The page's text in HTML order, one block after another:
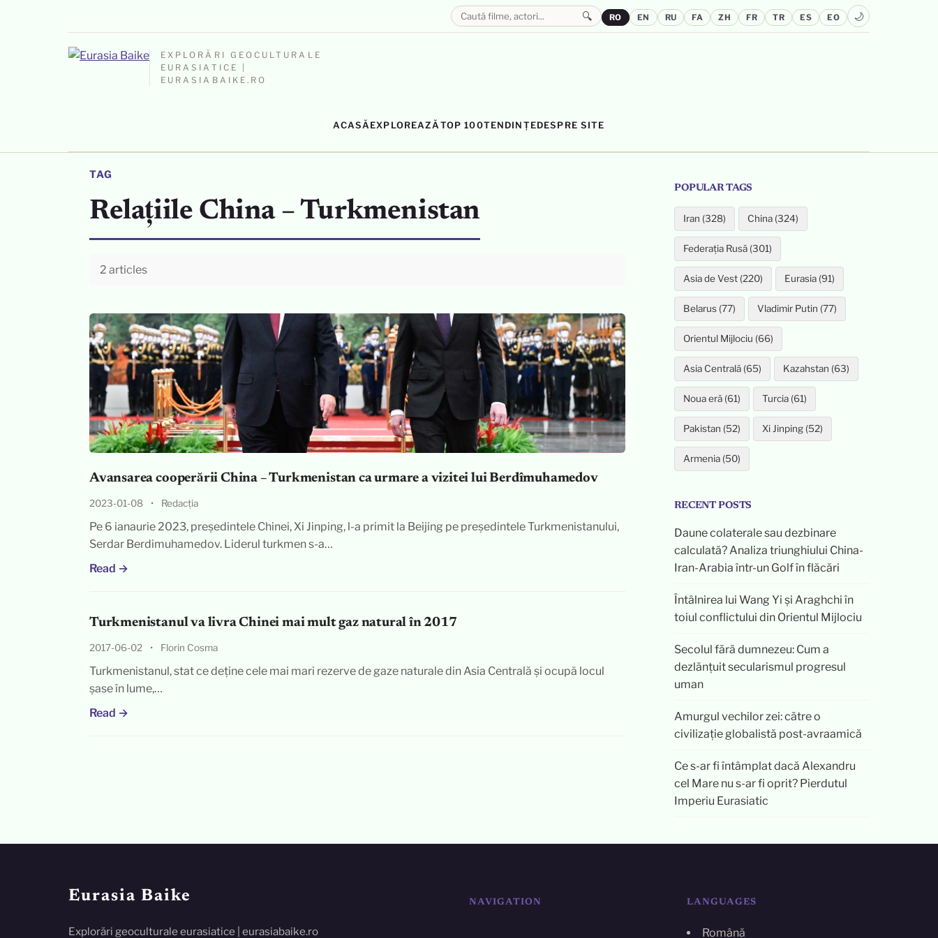
EXPLORĂRI GEOCULTURALE
EURASIATICE |
EURASIABAIKE.RO
ACASĂ EXPLOREAZĂ TOP 100TENDINȚEDESPRE SITE
🔍 RO EN RU FA ZH FR TR ES EO 🌙
TAG
Relațiile China – Turkmenistan
2 articles
Avansarea cooperării China – Turkmenistan ca urmare a vizitei lui Berdîmuhamedov
2023-01-08 • Redacția
Pe 6 ianaurie 2023, președintele Chinei, Xi Jinping, l-a primit la Beijing pe președintele Turkmenistanului,
Serdar Berdimuhamedov. Liderul turkmen s-a…
Read →
Turkmenistanul va livra Chinei mai mult gaz natural în 2017
2017-06-02 • Florin Cosma
Turkmenistanul, stat ce deține cele mai mari rezerve de gaze naturale din Asia Centrală și ocupă locul
șase în lume,…
Read →
POPULAR TAGS
Iran (328) China (324)
Federația Rusă (301)
Asia de Vest (220) Eurasia (91)
Belarus (77) Vladimir Putin (77)
Orientul Mijlociu (66)
Asia Centrală (65) Kazahstan (63)
Noua eră (61) Turcia (61)
Pakistan (52) Xi Jinping (52)
Armenia (50)
RECENT POSTS
Daune colaterale sau dezbinare
calculată? Analiza triunghiului China-
Iran-Arabia într-un Golf în flăcări
Întâlnirea lui Wang Yi și Araghchi în
toiul conflictului din Orientul Mijlociu
Secolul fără dumnezeu: Cum a
dezlănțuit secularismul progresul
uman
Amurgul vechilor zei: către o
civilizație globalistă post-avraamică
Ce s-ar fi întâmplat dacă Alexandru
cel Mare nu s-ar fi oprit? Pierdutul
Imperiu Eurasiatic
Eurasia Baike
Explorări geoculturale eurasiatice | eurasiabaike.ro
NAVIGATION LANGUAGES
Română